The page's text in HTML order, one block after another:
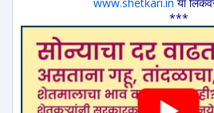
***